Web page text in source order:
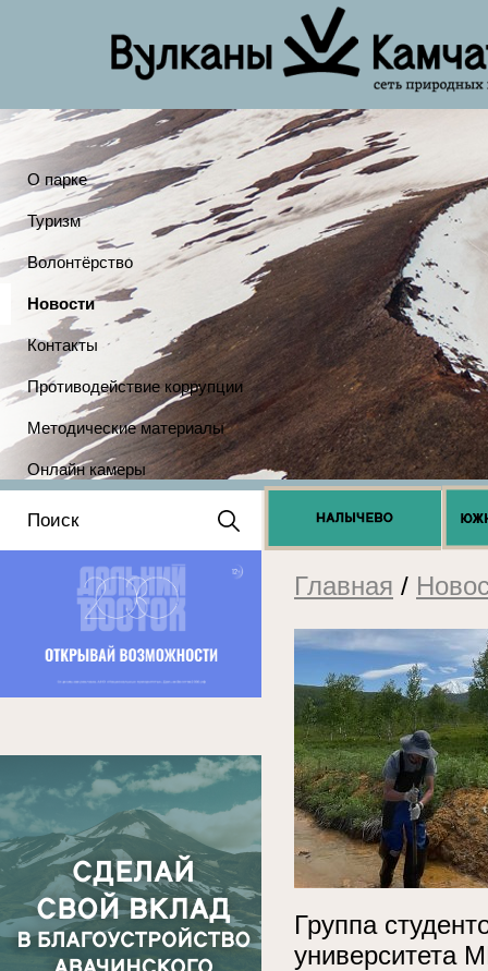
О парке
Туризм
Волонтёрство
Новости
Контакты
Противодействие коррупции
Методические материалы
Онлайн камеры
Положение о выдаче
разрешений 2025
Главная /
Группа
университета